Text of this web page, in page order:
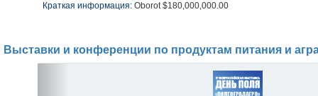
Краткая информация: Oborot $180,000,000.00
Выставки и конференции по продуктам питания и